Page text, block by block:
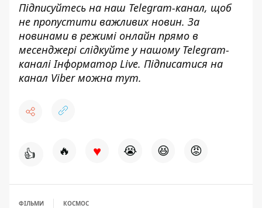
Підписуйтесь на наш Telegram-канал, щоб
не пропустити важливих новин. За
новинами в режимі онлайн прямо в
месенджері слідкуйте у нашому Telegram-
каналіІнформатор Live. Підписатися на
канал Viber можна тут.
👍 🔥 ♥ 😭 😆 😡
ФІЛЬМИ КОСМОС